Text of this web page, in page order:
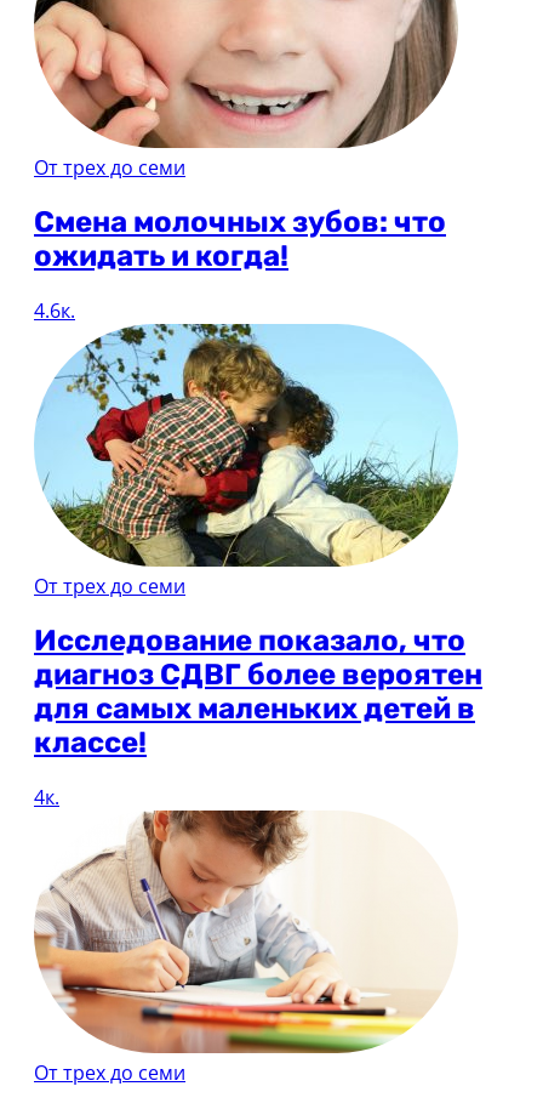
От трех до семи
Смена молочных зубов: что
ожидать и когда!
4.6к.
От трех до семи
Исследование показало, что
диагноз СДВГ более вероятен
для самых маленьких детей в
классе!
4к.
От трех до семи